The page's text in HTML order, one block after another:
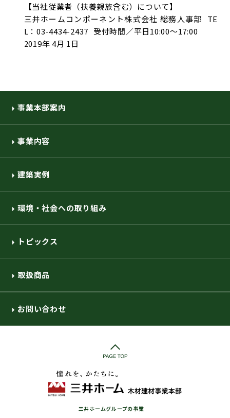
【当社従業者（扶養親族含む）について】
三井ホームコンポーネント株式会社 総務人事部 TE
L：03-4434-2437 受付時間／平日10:00～17:00
2019年 4月 1日
事業本部案内
事業内容
建築実例
環境・社会への取り組み
トピックス
取扱商品
お問い合わせ
三井ホームグループの事業